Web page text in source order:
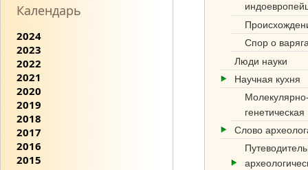
Календарь
2024
2023
2022
2021
2020
2019
2018
2017
2016
2015
Спор о
Люди науки
Научная кухня
генетическая
Слово